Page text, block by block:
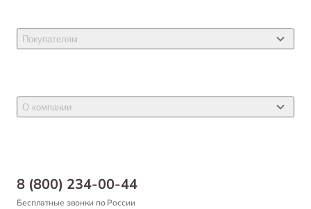
8 (800) 234-00-44
Бесплатные звонки по России
Товары для собак
Товары для птиц
Покупателям
Новости
Самовывоз
Оформление заказа
О компании
Благотворительный фонд